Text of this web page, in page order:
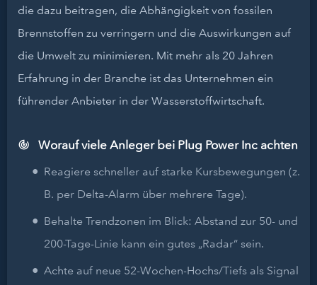
die dazu beitragen, die Abhängigkeit von fossilen
Brennstoffen zu verringern und die Auswirkungen auf
die Umwelt zu minimieren. Mit mehr als 20 Jahren
Erfahrung in der Branche ist das Unternehmen ein
führender Anbieter in der Wasserstoffwirtschaft.
Worauf viele Anleger bei Plug Power Inc achten
Reagiere schneller auf starke Kursbewegungen (z.
B. per Delta-Alarm über mehrere Tage).
Behalte Trendzonen im Blick: Abstand zur 50- und
200-Tage-Linie kann ein gutes „Radar“ sein.
Achte auf neue 52-Wochen-Hochs/Tiefs als Signal